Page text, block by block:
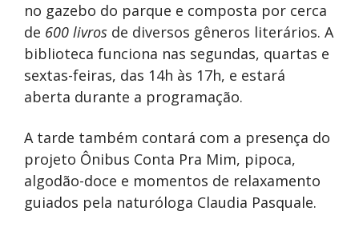
no gazebo do parque e composta por cerca
de 600 livros de diversos gêneros literários. A
biblioteca funciona nas segundas, quartas e
sextas-feiras, das 14h às 17h, e estará
aberta durante a programação.
A tarde também contará com a presença do
projeto Ônibus Conta Pra Mim, pipoca,
algodão-doce e momentos de relaxamento
guiados pela naturóloga Claudia Pasquale.